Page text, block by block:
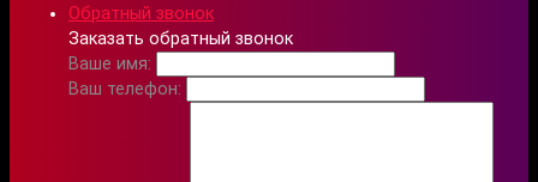
Обратный звонок
Заказать обратный звонок
Ваше имя:
Ваш телефон: